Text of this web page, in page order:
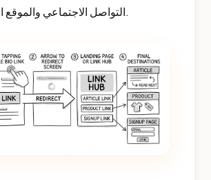
التواصل الاجتماعي والموقع الخارجي.